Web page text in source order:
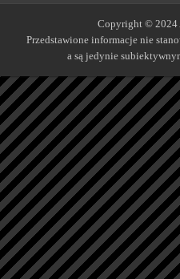
Copyright © 2024
Przedstawione informacje nie
a są jedynie